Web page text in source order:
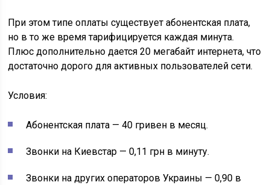
При этом типе оплаты существует абонентская плата,
но в то же время тарифицируется каждая минута.
Плюс дополнительно дается 20 мегабайт интернета, что
достаточно дорого для активных пользователей сети.
Условия:
Абонентская плата — 40 гривен в месяц.
Звонки на Киевстар — 0,11 грн в минуту.
Звонки на других операторов Украины — 0,90 в